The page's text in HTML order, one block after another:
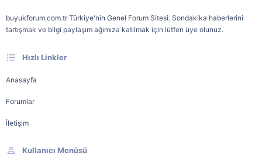
buyukforum.com.tr Türkiye'nin Genel Forum Sitesi. Sondakika haberlerini
tartışmak ve bilgi paylaşım ağımıza katılmak için lütfen üye olunuz.
Hızlı Linkler
Anasayfa
Forumlar
İletişim
Kullanıcı Menüsü